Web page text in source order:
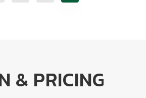
& PRICING